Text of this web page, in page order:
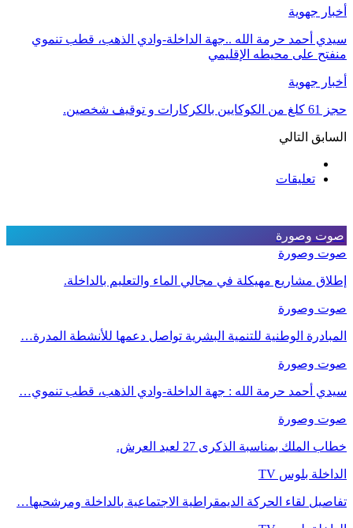
أخبار جهوية
سيدي أحمد حرمة الله ..جهة الداخلة-وادي الذهب، قطب تنموي
منفتح على محيطه الإقليمي
أخبار جهوية
حجز 61 كلغ من الكوكايين بالكركارات و توقيف شخصين.
السابق التالي
تعليقات
صوت وصورة
صوت وصورة
إطلاق مشاريع مهيكلة في مجالي الماء والتعليم بالداخلة.
صوت وصورة
المبادرة الوطنية للتنمية البشرية تواصل دعمها للأنشطة المدرة…
صوت وصورة
سيدي أحمد حرمة الله : جهة الداخلة-وادي الذهب، قطب تنموي…
صوت وصورة
خطاب الملك بمناسبة الذكرى 27 لعيد العرش.
الداخلة بلوس TV
تفاصيل لقاء الحركة الديمقراطية الاجتماعية بالداخلة ومرشحيها…